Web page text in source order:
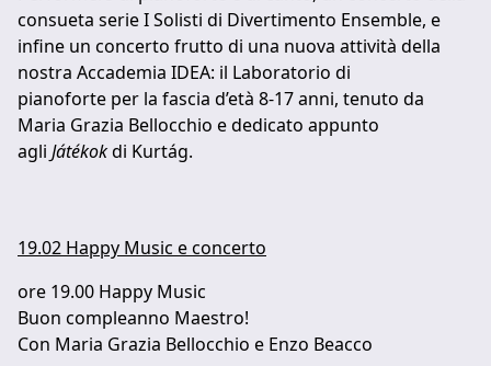
consueta serie I Solisti di Divertimento Ensemble, e
infine un concerto frutto di una nuova attività della
nostra Accademia IDEA: il Laboratorio di
pianoforte per la fascia d’età 8-17 anni, tenuto da
Maria Grazia Bellocchio e dedicato appunto
agli Játékokdi Kurtág.
19.02 Happy Music e concerto
ore 19.00 Happy Music
Buon compleanno Maestro!
Con Maria Grazia Bellocchio e Enzo Beacco